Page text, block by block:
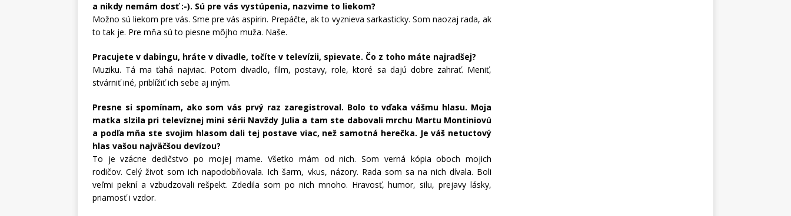
a nikdy nemám dosť :-). Sú pre vás vystúpenia, nazvime to liekom?
Možno sú liekom pre vás. Sme pre vás aspirin. Prepáčte, ak to vyznieva sarkasticky. Som naozaj rada, ak
to tak je. Pre mňa sú to piesne môjho muža. Naše.
Pracujete v dabingu, hráte v divadle, točíte v televízii, spievate. Čo z toho máte najradšej?
Muziku. Tá ma ťahá najviac. Potom divadlo, film, postavy, role, ktoré sa dajú dobre zahrať. Meniť,
stvárniť iné, priblížiť ich sebe aj iným.
Presne si spomínam, ako som vás prvý raz zaregistroval. Bolo to vďaka vášmu hlasu. Moja
matka slzila pri televíznej mini sérii Navždy Julia a tam ste dabovali mrchu Martu Montiniovú
a podľa mňa ste svojim hlasom dali tej postave viac, než samotná herečka. Je váš netuctový
hlas vašou najväčšou devízou?
To je vzácne dedičstvo po mojej mame. Všetko mám od nich. Som verná kópia oboch mojich
rodičov. Celý život som ich napodobňovala. Ich šarm, vkus, názory. Rada som sa na nich dívala. Boli
veľmi pekní a vzbudzovali rešpekt. Zdedila som po nich mnoho. Hravosť, humor, silu, prejavy lásky,
priamosť i vzdor.